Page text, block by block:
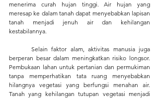
menerima curah hujan tinggi. Air hujan yang
meresap ke dalam tanah dapat menyebabkan lapisan
tanah menjadi jenuh air dan kehilangan
kestabilannya.
berperan besar dalam meningkatkan risiko longsor.
Pembukaan lahan untuk pertanian dan permukiman
tanpa memperhatikan tata ruang menyebabkan
hilangnya vegetasi yang berfungsi menahan air.
Tanah yang kehilangan tutupan vegetasi menjadi